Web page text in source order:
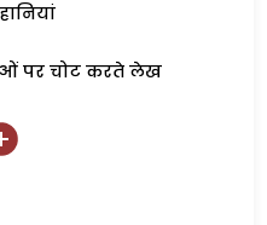
पर चोट करते लेख